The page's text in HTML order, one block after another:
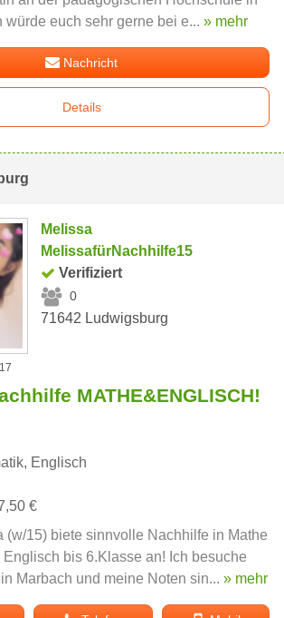
würde euch sehr gerne bei e... » mehr
Nachricht
Details
Melissa
MelissafürNachhilfe15
Verifiziert
0
71642 Ludwigsburg
MATHE&ENGLISCH!
Englisch
€
(w/15) biete sinnvolle Nachhilfe in Mathe
bis 6.Klasse an! Ich besuche
Marbach und meine Noten sin... » mehr